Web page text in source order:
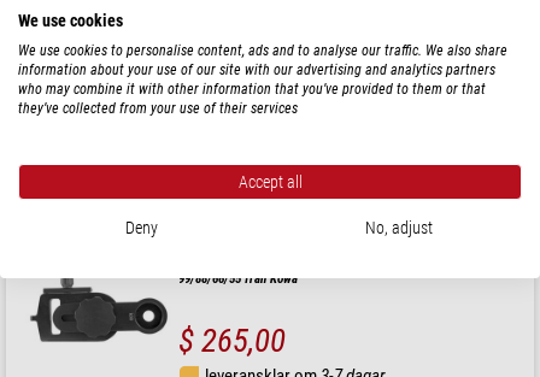
leveransklar om
99/88/66/55 från Kowa
$ 265,00
We use cookies
We use cookies to personalise content, ads and to analyse our traffic. We also share
information about your use of our site with our advertising and analytics partners
who may combine it with other information that you’ve provided to them or that
they’ve collected from your use of their services
Accept all
Deny No, adjust